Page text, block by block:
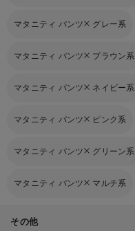
マタニティ パンツ グレー系
マタニティ パンツ ブラウン系
マタニティ パンツ ネイビー系
マタニティ パンツ ピンク系
マタニティ パンツ グリーン系
マタニティ パンツ マルチ系
その他